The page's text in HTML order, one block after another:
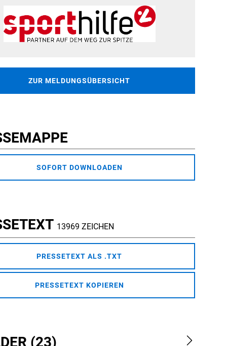
ZUR MELDUNGSÜBERSICHT
SOFORT DOWNLOADEN
13969 ZEICHEN
PRESSETEXT ALS .TXT
PRESSETEXT KOPIEREN
(23)